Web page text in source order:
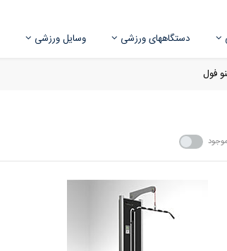
دستگاههای ورزشی وسایل ورزشی
فول